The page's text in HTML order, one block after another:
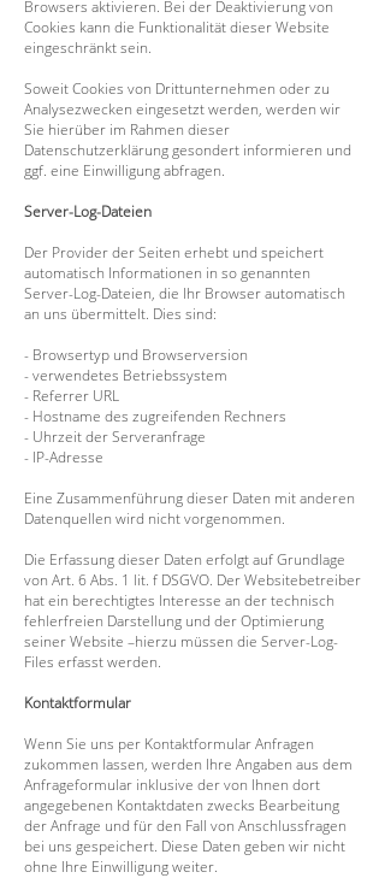
Browsers aktivieren. Bei der Deaktivierung von
Cookies kann die Funktionalität dieser Website
eingeschränkt sein.
Soweit Cookies von Drittunternehmen oder zu
Analysezwecken eingesetzt werden, werden wir
Sie hierüber im Rahmen dieser
Datenschutzerklärung gesondert informieren und
ggf. eine Einwilligung abfragen.
Server-Log-Dateien
Der Provider der Seiten erhebt und speichert
automatisch Informationen in so genannten
Server-Log-Dateien, die Ihr Browser automatisch
an uns übermittelt. Dies sind:
- Browsertyp und Browserversion
- verwendetes Betriebssystem
- Referrer URL
- Hostname des zugreifenden Rechners
- Uhrzeit der Serveranfrage
- IP-Adresse
Eine Zusammenführung dieser Daten mit anderen
Datenquellen wird nicht vorgenommen.
Die Erfassung dieser Daten erfolgt auf Grundlage
von Art. 6 Abs. 1 lit. f DSGVO. Der Websitebetreiber
hat ein berechtigtes Interesse an der technisch
fehlerfreien Darstellung und der Optimierung
seiner Website –hierzu müssen die Server-Log-
Files erfasst werden.
Kontaktformular
Wenn Sie uns per Kontaktformular Anfragen
zukommen lassen, werden Ihre Angaben aus dem
Anfrageformular inklusive der von Ihnen dort
angegebenen Kontaktdaten zwecks Bearbeitung
der Anfrage und für den Fall von Anschlussfragen
bei uns gespeichert. Diese Daten geben wir nicht
ohne Ihre Einwilligung weiter.